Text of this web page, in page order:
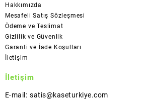
Hakkımızda
Mesafeli Satış Sözleşmesi
Ödeme ve Teslimat
Gizlilik ve Güvenlik
Garanti ve İade Koşulları
İletişim
İletişim
E-mail: satis@kaseturkiye.com